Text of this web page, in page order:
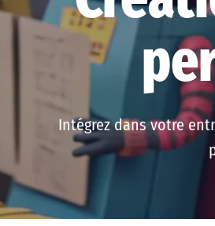
Intégrez dans votre